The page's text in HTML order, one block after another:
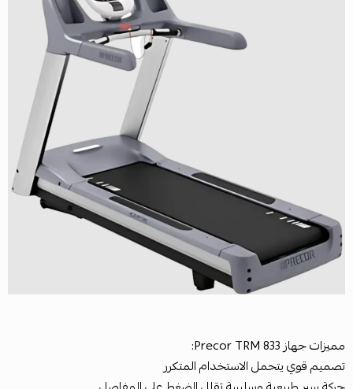
مميزات جهاز Precor TRM 833:
تصميم قوي يتحمل الاستخدام المتكرر